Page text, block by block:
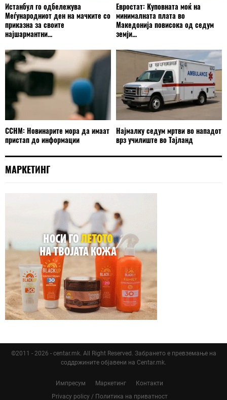
Истанбул го одбележува
Меѓународниот ден на мачките со
приказна за своите
најшармантни...
Евростат: Куповната моќ на
минималната плата во
Македонија повисока од седум
земји...
ССНМ: Новинарите мора да имаат
пристап до информации
Најмалку седум мртви во нападот
врз училиште во Тајланд
МАРКЕТИНГ
©2011 - 2026 - centar.mk. All Right Reserved. Забрането е превземање на
соддржините објавени на Centar.mk.
Импресум Маркетинг
Контакти
Privacy policy / Политика на приватност